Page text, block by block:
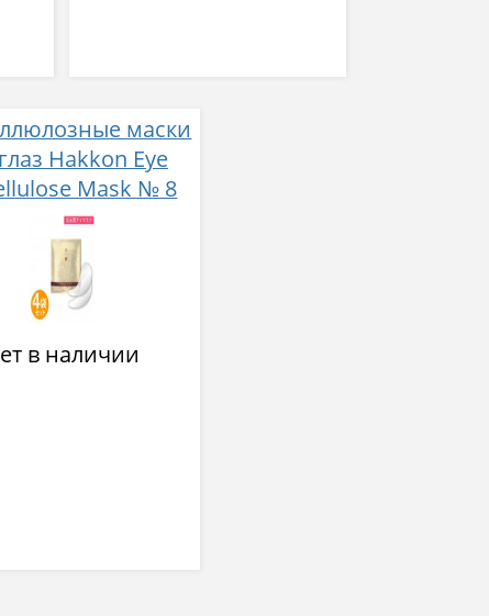
маски
Hakkon Eye
Mask № 8
в наличии